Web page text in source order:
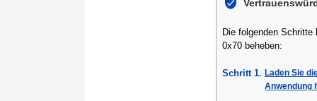
Die folgenden Schritte
0x70 beheben:
Schritt 1. Laden Sie
Anwendung